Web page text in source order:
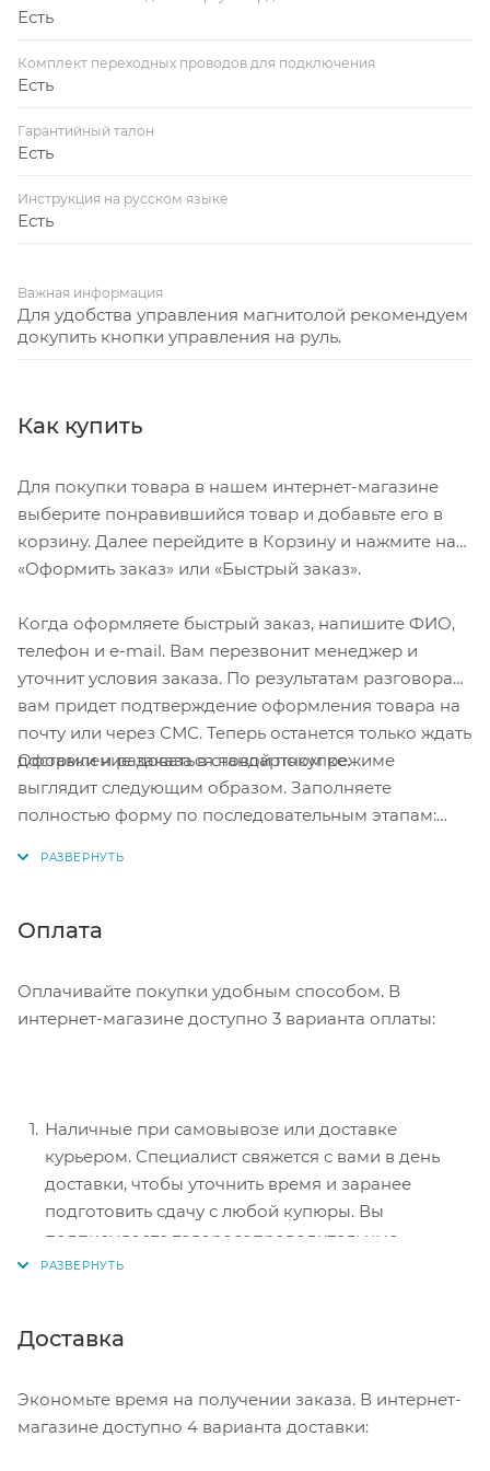
Есть
Комплект переходных проводов для подключения
Есть
Гарантийный талон
Есть
Инструкция на русском языке
Есть
Важная информация
Для удобства управления магнитолой рекомендуем
докупить кнопки управления на руль.
Как купить
Для покупки товара в нашем интернет-магазине
выберите понравившийся товар и добавьте его в
корзину. Далее перейдите в Корзину и нажмите на
«Оформить заказ» или «Быстрый заказ».
Когда оформляете быстрый заказ, напишите ФИО,
телефон и e-mail. Вам перезвонит менеджер и
уточнит условия заказа. По результатам разговора
вам придет подтверждение оформления товара на
почту или через СМС. Теперь останется только ждать
доставки и радоваться новой покупке.
Оформление заказа в стандартном режиме
выглядит следующим образом. Заполняете
полностью форму по последовательным этапам:
Нажмите кнопку «Оформить заказ».
Оплата
Оплачивайте покупки удобным способом. В
интернет-магазине доступно 3 варианта оплаты:
Наличные при самовывозе или доставке
курьером. Специалист свяжется с вами в день
доставки, чтобы уточнить время и заранее
подготовить сдачу с любой купюры. Вы
подписываете товаросопроводительные
документы, вносите денежные средства,
перенаправит вас на сервер системы ASSIST.
Здесь нужно ввести номер карты, срок действия
Доставка
Экономьте время на получении заказа. В интернет-
магазине доступно 4 варианта доставки: